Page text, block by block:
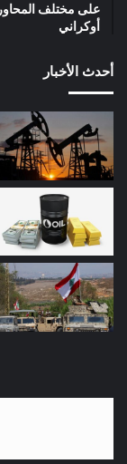
أوكراني
أحدث الأخبار